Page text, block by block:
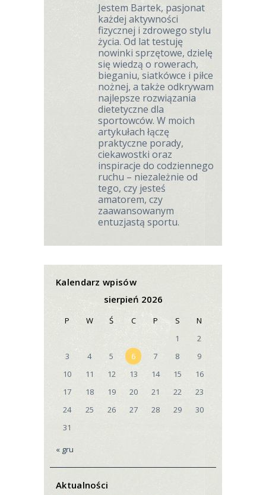
Jestem Bartek, pasjonat
każdej aktywności
fizycznej i zdrowego stylu
życia. Od lat testuję
nowinki sprzętowe, dzielę
się wiedzą o rowerach,
bieganiu, siatkówce i piłce
nożnej, a także odkrywam
najlepsze rozwiązania
dietetyczne dla
sportowców. W moich
artykułach łączę
praktyczne porady,
ciekawostki oraz
inspiracje do codziennego
ruchu – niezależnie od
tego, czy jesteś
amatorem, czy
zaawansowanym
entuzjastą sportu.
Kalendarz wpisów
sierpień 2026
P W Ś C P S
N
1
2
3
4 5 6 7 8
9
10
11 12 13 14 15
16
17
18 19 20 21 22
23
24
25 26 27 28 29
30
31
« gru
Aktualności